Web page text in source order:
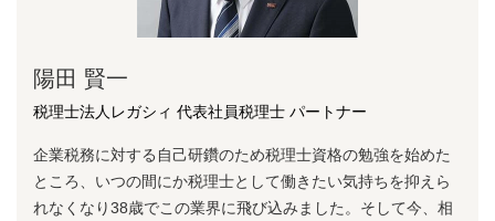
陽⽥ 賢⼀
税理士法人レガシィ 代表社員税理士 パートナー
企業税務に対する⾃⼰研鑽のため税理⼠資格の勉強を始めた
ところ、いつの間にか税理⼠として働きたい気持ちを抑えら
れなくなり38歳でこの業界に⾶び込みました。そして今、相